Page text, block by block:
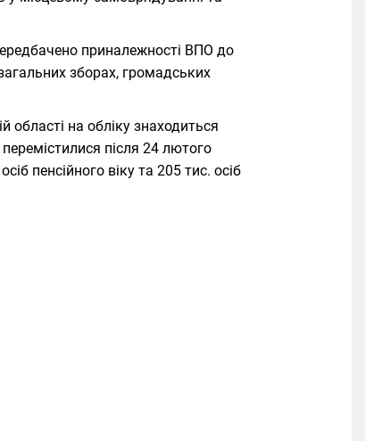
приналежності ВПО до
зборах, громадських
на обліку знаходиться
після 24 лютого
пенсійного віку та 205 тис. осіб